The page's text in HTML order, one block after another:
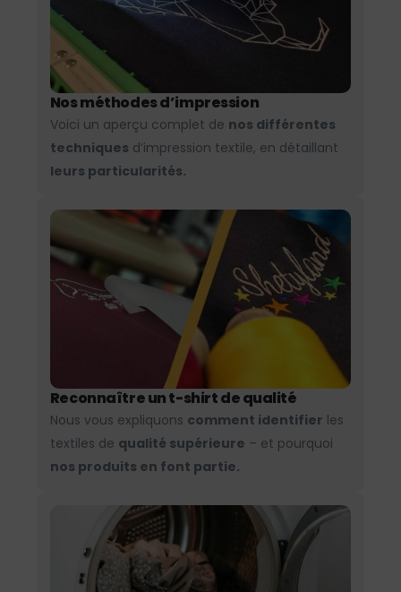
Nos méthodes d’impression
Voici un aperçu complet de nos différentes
techniques d’impression textile, en détaillant
leurs particularités.
Reconnaître un t-shirt de qualité
Nous vous expliquons comment identifier les
textiles de qualité supérieure – et pourquoi
nos produits en font partie.